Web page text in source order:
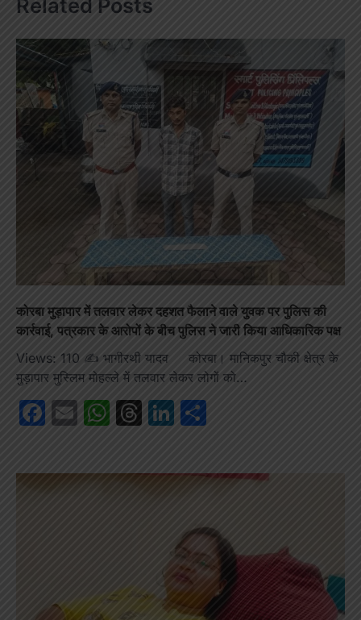
Related Posts
कोरबा मुड़ापार में तलवार लेकर दहशत फैलाने वाले युवक पर पुलिस की
कार्रवाई, पत्रकार के आरोपों के बीच पुलिस ने जारी किया आधिकारिक पक्ष
Views: 110 ✍️ भागीरथी यादव कोरबा। मानिकपुर चौकी क्षेत्र के
मुड़ापार मुस्लिम मोहल्ले में तलवार लेकर लोगों को…
Facebook
EmailWhatsApp
Threads
LinkedIn